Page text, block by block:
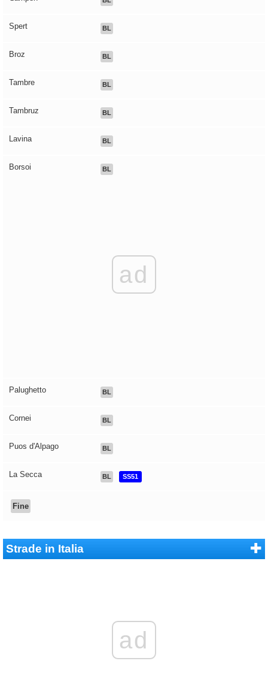
Spert BL
Broz BL
Tambre BL
Tambruz BL
Lavina BL
Borsoi BL
ad
Palughetto BL
Cornei BL
Puos d'Alpago BL
La Secca BL SS51
Fine
Strade in Italia
ad